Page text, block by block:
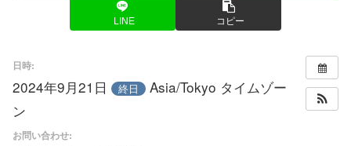
LINE コピー
日時:
2024年9月21日 終日
Asia/Tokyo タイムゾー
ン
お問い合わせ: